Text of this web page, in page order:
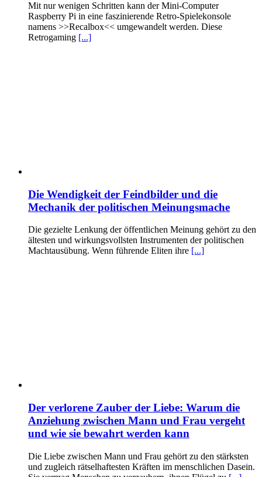
Mit nur wenigen Schritten kann der Mini-Computer
Raspberry Pi in eine faszinierende Retro-Spielekonsole
namens >>Recalbox<< umgewandelt werden. Diese
Retrogaming [...]
Die Wendigkeit der Feindbilder und die
Mechanik der politischen Meinungsmache
Die gezielte Lenkung der öffentlichen Meinung gehört zu den
ältesten und wirkungsvollsten Instrumenten der politischen
Machtausübung. Wenn führende Eliten ihre [...]
Der verlorene Zauber der Liebe: Warum die
Anziehung zwischen Mann und Frau vergeht
und wie sie bewahrt werden kann
Die Liebe zwischen Mann und Frau gehört zu den stärksten
und zugleich rätselhaftesten Kräften im menschlichen Dasein.